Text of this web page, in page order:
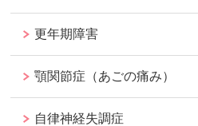
更年期障害
顎関節症（あごの痛み）
自律神経失調症